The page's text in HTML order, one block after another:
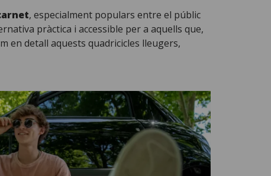
, especialment populars entre el públic
pràctica i accessible per a aquells que,
en detall aquests quadricicles lleugers,